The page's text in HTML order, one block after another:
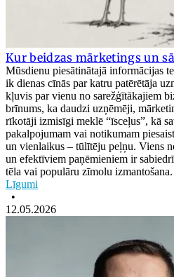
Kur beidzas mārketings un
Mūsdienu piesātinātajā informācijas
ik dienas cīnās par katru patērētāja
kļuvis par vienu no sarežģītākajiem
brīnums, ka daudzi uzņēmēji,
rīkotāji izmisīgi meklē “īsceļus”, kā
pakalpojumam vai notikumam
un vienlaikus – tūlītēju peļņu. Viens
un efektīviem paņēmieniem ir
tēla vai populāru zīmolu izmantošana.
Līgumi
•
12.05.2026